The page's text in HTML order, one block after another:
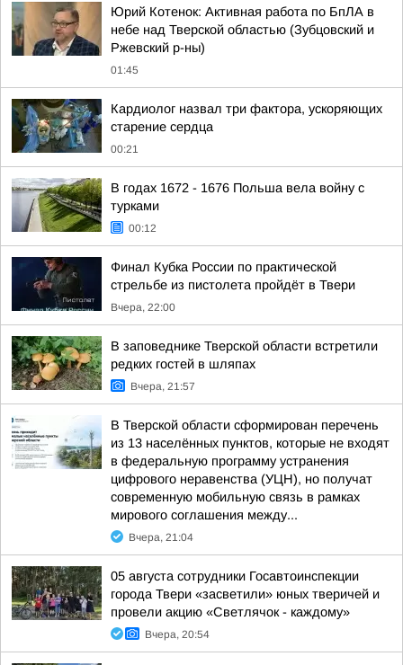
Юрий Котенок: Активная работа по БпЛА в
небе над Тверской областью (Зубцовский и
Ржевский р-ны)
01:45
Кардиолог назвал три фактора, ускоряющих
старение сердца
00:21
В годах 1672 - 1676 Польша вела войну с
турками
00:12
Финал Кубка России по практической
стрельбе из пистолета пройдёт в Твери
Вчера, 22:00
В заповеднике Тверской области встретили
редких гостей в шляпах
Вчера, 21:57
В Тверской области сформирован перечень
из 13 населённых пунктов, которые не входят
в федеральную программу устранения
цифрового неравенства (УЦН), но получат
современную мобильную связь в рамках
мирового соглашения между...
Вчера, 21:04
05 августа сотрудники Госавтоинспекции
города Твери «засветили» юных тверичей и
провели акцию «Светлячок - каждому»
Вчера, 20:54